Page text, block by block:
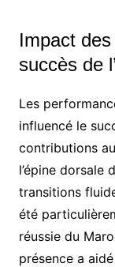
Impact
succès de
Les
influencé le
contributions
l’épine dorsale
transitions
été
réussie du
présence a